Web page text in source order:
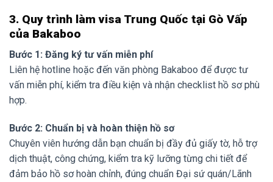
3. Quy trình làm visa Trung Quốc tại Gò Vấp
của Bakaboo
Bước 1: Đăng ký tư vấn miễn phí
Liên hệ hotline hoặc đến văn phòng Bakaboo để được tư
vấn miễn phí, kiểm tra điều kiện và nhận checklist hồ sơ phù
hợp.
Bước 2: Chuẩn bị và hoàn thiện hồ sơ
Chuyên viên hướng dẫn bạn chuẩn bị đầy đủ giấy tờ, hỗ trợ
dịch thuật, công chứng, kiểm tra kỹ lưỡng từng chi tiết để
đảm bảo hồ sơ hoàn chỉnh, đúng chuẩn Đại sứ quán/Lãnh